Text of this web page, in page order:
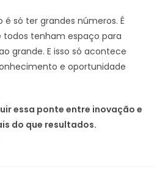
é só ter grandes números. É
tenham espaço para
grande. E isso só acontece
e oportunidade
essa ponte entre inovação e
do que resultados.